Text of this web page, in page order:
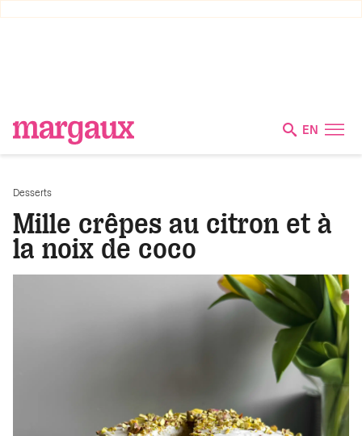
EN
Desserts
Mille crêpes au citron et à
la noix de coco